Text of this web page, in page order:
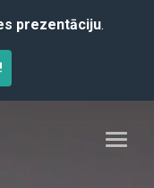
prezentāciju.